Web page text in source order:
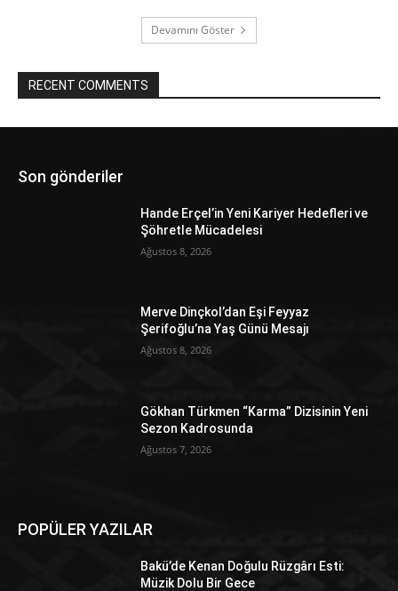
Devamını Göster
RECENT COMMENTS
Son gönderiler
Hande Erçel’in Yeni Kariyer Hedefleri ve
Şöhretle Mücadelesi
Ağustos 8, 2026
Merve Dinçkol’dan Eşi Feyyaz
Şerifoğlu’na Yaş Günü Mesajı
Ağustos 8, 2026
Gökhan Türkmen “Karma” Dizisinin Yeni
Sezon Kadrosunda
Ağustos 7, 2026
POPÜLER YAZILAR
Bakü’de Kenan Doğulu Rüzgârı Esti:
Müzik Dolu Bir Gece